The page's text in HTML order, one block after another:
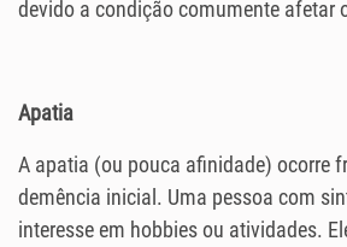
devido a condição comumente afetar
Apatia
A apatia (ou pouca afinidade) ocorre
demência inicial. Uma pessoa com
interesse em hobbies ou atividades.